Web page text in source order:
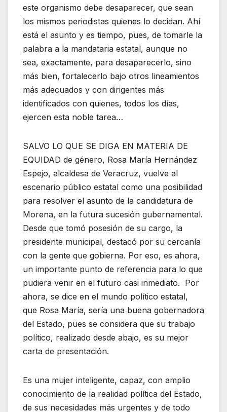
este organismo debe desaparecer, que sean
los mismos periodistas quienes lo decidan. Ahí
está el asunto y es tiempo, pues, de tomarle la
palabra a la mandataria estatal, aunque no
sea, exactamente, para desaparecerlo, sino
más bien, fortalecerlo bajo otros lineamientos
más adecuados y con dirigentes más
identificados con quienes, todos los días,
ejercen esta noble tarea…
SALVO LO QUE SE DIGA EN MATERIA DE
EQUIDAD de género, Rosa María Hernández
Espejo, alcaldesa de Veracruz, vuelve al
escenario público estatal como una posibilidad
para resolver el asunto de la candidatura de
Morena, en la futura sucesión gubernamental.
Desde que tomó posesión de su cargo, la
presidente municipal, destacó por su cercanía
con la gente que gobierna. Por eso, es ahora,
un importante punto de referencia para lo que
pudiera venir en el futuro casi inmediato. Por
ahora, se dice en el mundo político estatal,
que Rosa María, sería una buena gobernadora
del Estado, pues se considera que su trabajo
político, realizado desde abajo, es su mejor
carta de presentación.
Es una mujer inteligente, capaz, con amplio
conocimiento de la realidad política del Estado,
de sus necesidades más urgentes y de todo